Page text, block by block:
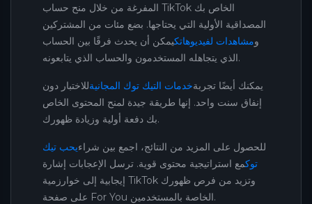
المفرغة من خلال منح حساب TikTok الخاص بك
المصداقية الأولية التي يحتاجها. بضع مئات من المشتركين
ومشاهدات لفيديوهاتكيمكن أن يحدث فرقًا بين الحساب
الذي يتجاهله المستخدمون والحساب الذي يتابعونه.
يمكنك أيضًا تجربةخدمات التيك توك المجانيةللاختبار دون
إنفاق سنت واحد. إنها طريقة جيدة لمنح المحتوى الخاص
بك دفعة أولية وزيادة ظهورك.
للحصول على المزيد من النتائج، اجمع بين شراءيحب تيك
توكمع استراتيجية محتوى قوية. ترسل الإعجابات إشارة
إيجابية إلى خوارزمية TikTok وتزيد من فرص ظهورك
على صفحة For You الخاصة بالمستخدمين.